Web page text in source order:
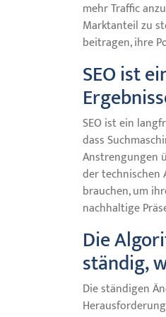
mehr Traffic
Marktanteil zu
beitragen, ihre
SEO ist
SEO ist ein
dass
Anstrengungen
der technischen
brauchen, um
nachhaltige
Die
ständig,
Die ständigen